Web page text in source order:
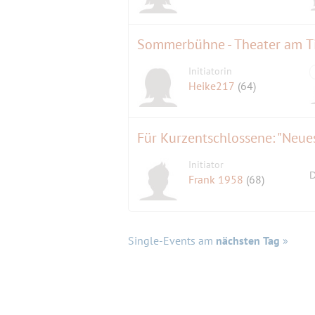
Sommerbühne - Theater am
Initiatorin
Heike217 (64)
Initiator
Frank 1958 (68)
Single-Events am nächsten Tag »